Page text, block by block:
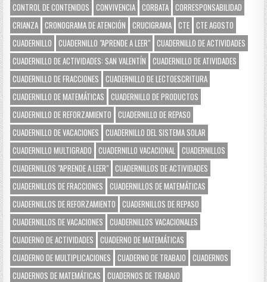
CONTROL DE CONTENIDOS
CONVIVENCIA CORBATA CORRESPONSABILIDAD
CRIANZA CRONOGRAMA DE ATENCIÓN CRUCIGRAMA CTE CTE AGOSTO
CUADERNILLO
CUADERNILLO "APRENDE A LEER" CUADERNILLO DE ACTIVIDADES
CUADERNILLO DE ACTIVIDADES: SAN VALENTÍN
CUADERNILLO DE ATIVIDADES
CUADERNILLO DE FRACCIONES
CUADERNILLO DE LECTOESCRITURA
CUADERNILLO DE MATEMÁTICAS
CUADERNILLO DE PRODUCTOS
CUADERNILLO DE REFORZAMIENTO
CUADERNILLO DE REPASO
CUADERNILLO DE VACACIONES
CUADERNILLO DEL SISTEMA SOLAR
CUADERNILLO MULTIGRADO
CUADERNILLO VACACIONAL
CUADERNILLOS
CUADERNILLOS "APRENDE A LEER" CUADERNILLOS DE ACTIVIDADES
CUADERNILLOS DE FRACCIONES
CUADERNILLOS DE MATEMÁTICAS
CUADERNILLOS DE REFORZAMIENTO
CUADERNILLOS DE REPASO
CUADERNILLOS DE VACACIONES
CUADERNILLOS VACACIONALES
CUADERNO DE ACTIVIDADES
CUADERNO DE MATEMÁTICAS
CUADERNO DE MULTIPLICACIONES
CUADERNO DE TRABAJO
CUADERNOS
CUADERNOS DE MATEMÁTICAS
CUADERNOS DE TRABAJO